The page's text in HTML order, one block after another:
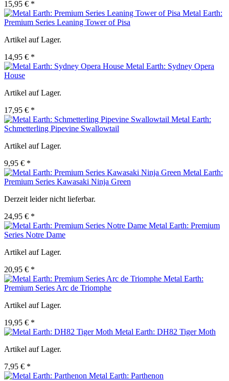
15,95 € *
Metal Earth:
Premium Series Leaning Tower of Pisa
Artikel auf Lager.
14,95 € *
Metal Earth: Sydney Opera
House
Artikel auf Lager.
17,95 € *
Metal Earth:
Schmetterling Pipevine Swallowtail
Artikel auf Lager.
9,95 € *
Metal Earth:
Premium Series Kawasaki Ninja Green
Derzeit leider nicht lieferbar.
24,95 € *
Metal Earth: Premium
Series Notre Dame
Artikel auf Lager.
20,95 € *
Metal Earth:
Premium Series Arc de Triomphe
Artikel auf Lager.
19,95 € *
Metal Earth: DH82 Tiger Moth
Artikel auf Lager.
7,95 € *
Metal Earth: Parthenon